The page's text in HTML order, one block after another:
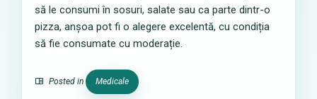
să le consumi în sosuri, salate sau ca parte dintr-o
pizza, anșoa pot fi o alegere excelentă, cu condiția
să fie consumate cu moderație.
Posted in Medicale